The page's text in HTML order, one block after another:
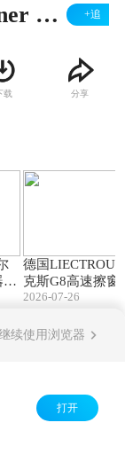
Lilin Robot Vacuum Cleaner LL-A320 +追
载 分享
人
德国
克斯G8高速擦窗
俄语测评
2026-07-26
续使用浏览器
打开